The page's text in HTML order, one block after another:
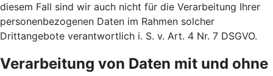
diesem Fall sind wir auch nicht für die Verarbeitung Ihrer
personenbezogenen Daten im Rahmen solcher
Drittangebote verantwortlich i. S. v. Art. 4 Nr. 7 DSGVO.
Verarbeitung von Daten mit und ohne